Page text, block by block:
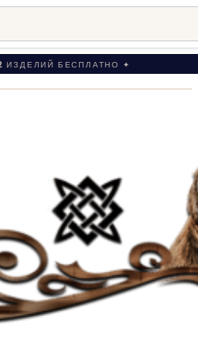
ИЗДЕЛИЙ БЕСПЛАТНО ✦